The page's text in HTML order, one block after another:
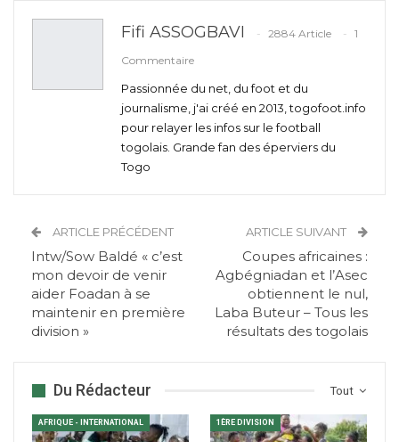
Fifi ASSOGBAVI 2884 Article
1
Commentaire
Passionnée du net, du foot et du
journalisme, j'ai créé en 2013, togofoot.info
pour relayer les infos sur le football
togolais. Grande fan des éperviers du
Togo
ARTICLE PRÉCÉDENT
Intw/Sow Baldé « c’est
mon devoir de venir
aider Foadan à se
maintenir en première
division »
ARTICLE SUIVANT
Coupes africaines :
Agbégniadan et l’Asec
obtiennent le nul,
Laba Buteur – Tous les
résultats des togolais
Tout
Du Rédacteur
AFRIQUE - INTERNATIONAL 1ÈRE DIVISION